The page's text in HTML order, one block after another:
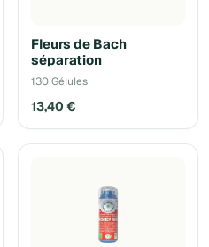
Fleurs de Bach
séparation
130 Gélules
13,40 €